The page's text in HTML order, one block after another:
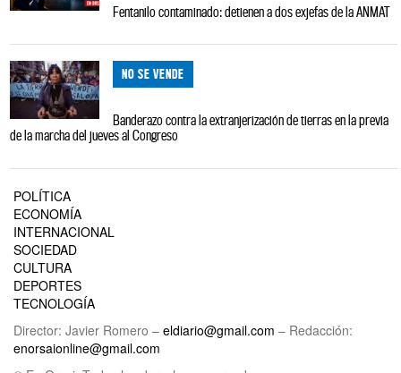
Fentanilo contaminado: detienen a dos exjefas de la ANMAT
NO SE VENDE
Banderazo contra la extranjerización de tierras en la previa
de la marcha del jueves al Congreso
POLÍTICA
ECONOMÍA
INTERNACIONAL
SOCIEDAD
CULTURA
DEPORTES
TECNOLOGÍA
Director: Javier Romero – eldiario@gmail.com – Redacción:
enorsaionline@gmail.com